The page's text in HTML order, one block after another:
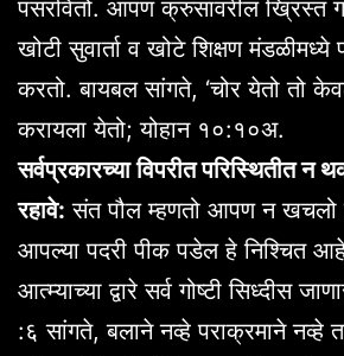
पसरवितो. आपण क्रुसावरील ख्रिस्त
खोटी सुवार्ता व खोटे शिक्षण मंडळीमध्ये
करतो. बायबल सांगते, ‘चोर येतो तो
करायला येतो; योहान १०:१०अ.
सर्वप्रकारच्या विपरीत परिस्थितीत न
रहावे: संत पौल म्हणतो आपण न खचलो
आपल्या पदरी पीक पडेल हे निश्चित
आत्म्याच्या द्वारे सर्व गोष्टी सिध्दीस
:६ सांगते, बलाने नव्हे पराक्रमाने नव्हे